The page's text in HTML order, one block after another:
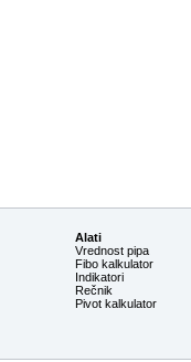
Alati
Vrednost pipa
Fibo kalkulator
Indikatori
Rečnik
Pivot kalkulator